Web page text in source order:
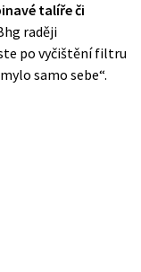
talíře či
raději
po vyčištění filtru
samo sebe“.